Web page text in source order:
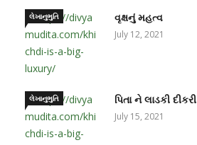
લેખાનુભુતિ વૃક્ષનું મહત્વ
July 12, 2021
લેખાનુભુતિ પિતા ને લાડકી દીકરી
July 15, 2021